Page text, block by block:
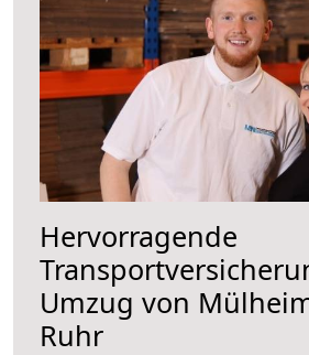
Hervorragende
Umzug von
Ruhr